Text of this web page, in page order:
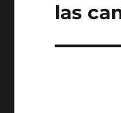
Entrada
las